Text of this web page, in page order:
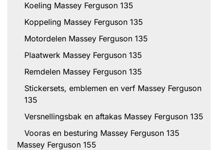
Koeling Massey Ferguson 135
Koppeling Massey Ferguson 135
Motordelen Massey Ferguson 135
Plaatwerk Massey Ferguson 135
Remdelen Massey Ferguson 135
Stickersets, emblemen en verf Massey Ferguson
135
Versnellingsbak en aftakas Massey Ferguson 135
Vooras en besturing Massey Ferguson 135
Massey Ferguson 155